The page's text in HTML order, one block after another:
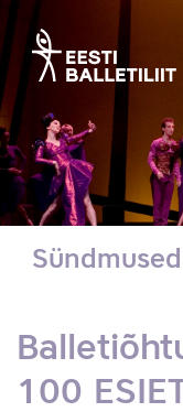
Sündmused
100